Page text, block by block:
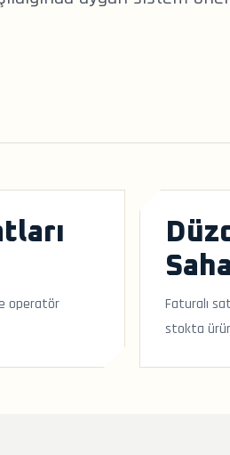
operatör
Faturalı
stokta